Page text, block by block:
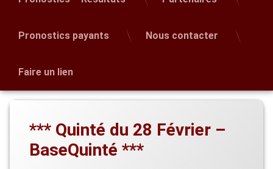
Pronostics payants Nous contacter
Faire un lien
*** Quinté du 28 Février –
BaseQuinté ***